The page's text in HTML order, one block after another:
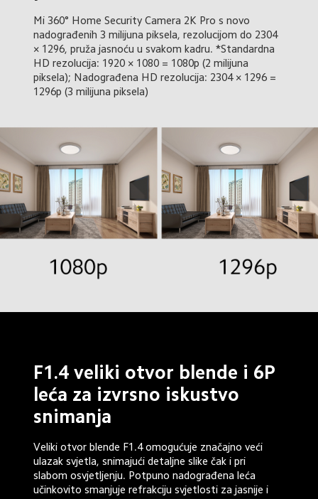
Mi 360° Home Security Camera 2K Pro s novo
nadograđenih 3 milijuna piksela, rezolucijom do 2304
× 1296, pruža jasnoću u svakom kadru. *Standardna
HD rezolucija: 1920 × 1080 = 1080p (2 milijuna
piksela); Nadograđena HD rezolucija: 2304 × 1296 =
1296p (3 milijuna piksela)
F1.4 veliki otvor blende i 6P
leća za izvrsno iskustvo
snimanja
Veliki otvor blende F1.4 omogućuje značajno veći
ulazak svjetla, snimajući detaljne slike čak i pri
slabom osvjetljenju. Potpuno nadograđena leća
učinkovito smanjuje refrakciju svjetlosti za jasnije i